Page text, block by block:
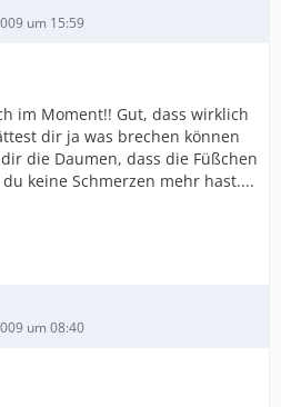
um 15:59
im Moment!! Gut, dass wirklich
dir ja was brechen können
die Daumen, dass die Füßchen
keine Schmerzen mehr hast....
um 08:40